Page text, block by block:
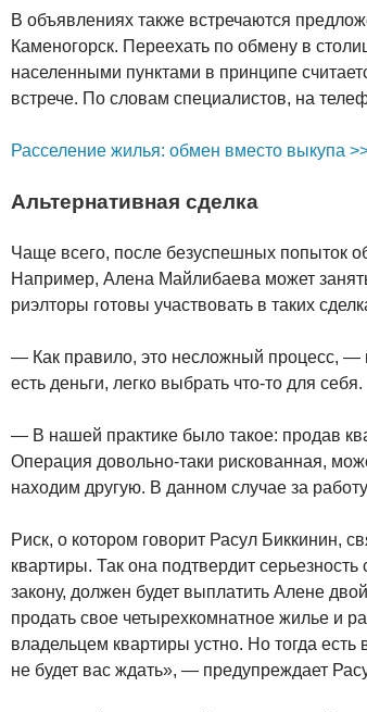
В объявлениях также встречаются
Каменогорск. Переехать по обмену в
населенными пунктами в принципе
встрече. По словам специалистов, на
Расселение жилья: обмен вместо выкупа
Альтернативная сделка
Чаще всего, после безуспешных попыток
Например, Алена Майлибаева может
риэлторы готовы участвовать в таких
— Как правило, это несложный процесс, —
есть деньги, легко выбрать что-то для себя.
— В нашей практике было такое: продав
Операция довольно-таки рискованная,
находим другую. В данном случае за
Риск, о котором говорит Расул Биккинин,
квартиры. Так она подтвердит
закону, должен будет выплатить Алене
продать свое четырехкомнатное жилье и
владельцем квартиры устно. Но тогда
не будет вас ждать», — предупреждает